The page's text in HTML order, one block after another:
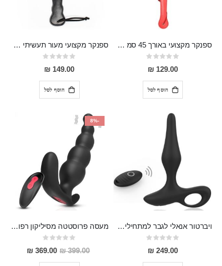
ספנקר מקצועי באורך 45 סמ מעור תעשיתי Aegir
Rating:
0%
129.00 ₪
הוסף לסל
ספנקר מקצועי מעור תעשיתי חזק במיוחד Svipdag
Rating:
0%
149.00 ₪
הוסף לסל
ויברטור אנאלי לגבר למתחילים מסיליקון רפואי, נטען בעל 10 מצבי רטט עם שלט ABU
Rating:
0%
249.00 ₪
-8%
מעסה פרוסטטה מסיליקון רפואי עם שלט לגירוי עמוק וחזק Dipper
Rating:
0%
399.00 ₪
מחיר
מבצע
369.00 ₪